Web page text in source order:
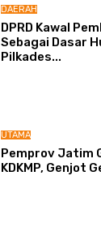
DAERAH
DPRD Kawal
Sebagai Dasar
Pilkades...
UTAMA
Pemprov Jatim
KDKMP, Genjot